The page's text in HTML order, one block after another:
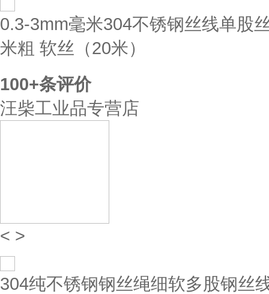
0.3-3mm毫米304不锈钢丝线单股
米粗 软丝（20米）
100+条评价
汪柴工业品专营店
< >
304纯不锈钢钢丝绳细软多股钢丝